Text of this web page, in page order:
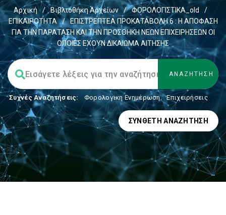
Αρχική / Βιβλιοθήκη Αρχείων / ΦΟΡΟΛΟΓΙΣΤΙΚΑ_old
/
ΕΠΙΚΑΙΡΟΤΗΤΑ
/
ΕΠΙΣΤΡΕΠΤΕΑ ΠΡΟΚΑΤΑΒΟΛΗ 6 : Η ΑΠΟΦΑΣΗ
ΓΙΑ ΤΗΝ ΠΑΡΑΤΑΣΗ ΚΑΙ ΤΗΝ ΠΡΟΣΘΗΚΗ ΝΕΩΝ ΕΠΙΧΕΙΡΗΣΕΩΝ ΟΙ
ΟΠΟΙΕΣ ΕΧΟΥΝ ΔΙΚΑΙΩΜΑ ΑΙΤΗΣΗΣ
Συχνές Αναζητήσεις: Φορολογικη Ενημέρωση, Επιχειρήσεις
ΣΎΝΘΕΤΗ ΑΝΑΖΉΤΗΣΗ